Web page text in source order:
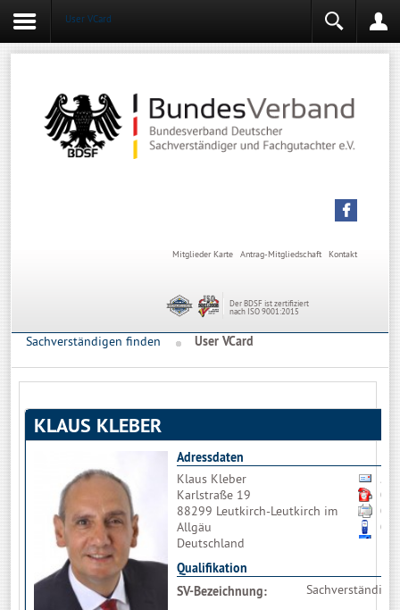
User VCard
Angemeldet bleiben
Kontakt
Antrag-Mitgliedschaft
Mitglieder Karte
Der BDSF ist zertifiziert
nach ISO 9001:2015
Sachverständigen finden User VCard
KLAUS KLEBER
Adressdaten
Klaus Kleber
Karlstraße 19
88299 Leutkirch-Leutkirch im
Allgäu
Deutschland
Qualifikation
SV-Bezeichnung: